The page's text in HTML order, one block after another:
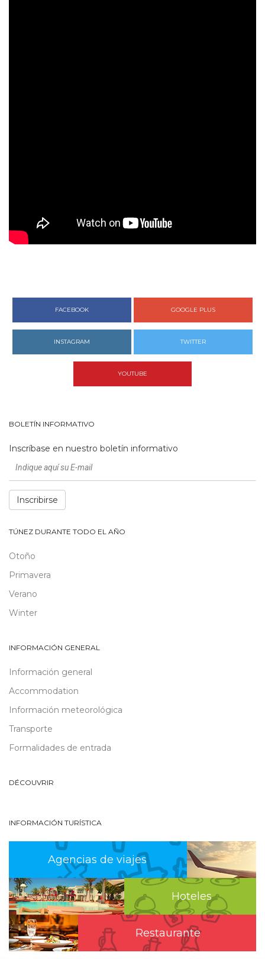
FACEBOOK GOOGLE PLUS
INSTAGRAM TWITTER
YOUTUBE
BOLETÍN INFORMATIVO
Inscríbase en nuestro boletín informativo
Inscribirse
TÚNEZ DURANTE TODO EL AÑO
Otoño
Primavera
Verano
Winter
INFORMACIÓN GENERAL
Información general
Accommodation
Información meteorológica
Transporte
Formalidades de entrada
DÉCOUVRIR
INFORMACIÓN TURÍSTICA
Agencias de viajes
Hoteles
Restaurante